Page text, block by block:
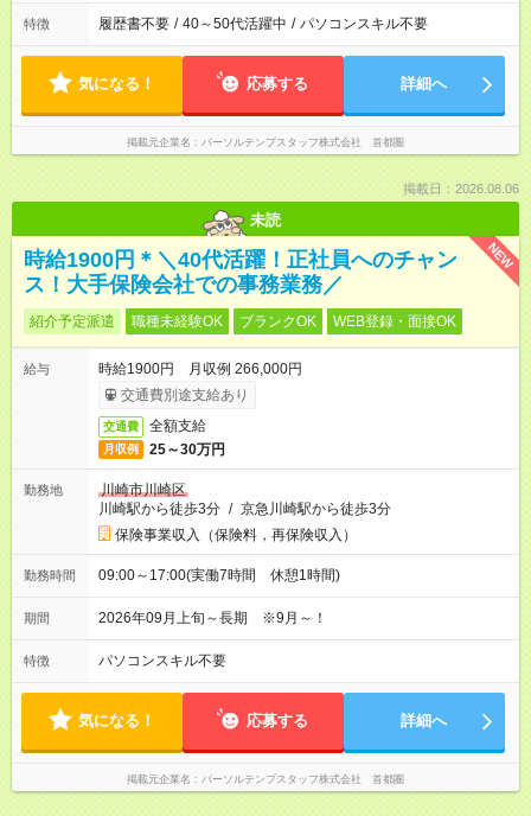
特徴 履歴書不要 / 40～50代活躍中 / パソコンスキル不要
気になる！ 応募する 詳細へ
掲載元企業名 パーソルテンプスタッフ株式会社 首都圏
掲載日：2026.08.06
未読
NEW
時給1900円＊＼40代活躍！正社員へのチャン
ス！大手保険会社での事務業務／
紹介予定派遣 職種未経験OK ブランクOK WEB登録・面接OK
給与
時給1900円 月収例 266,000円
交通費別途支給あり
交通費 全額支給
月収例 25～30万円
勤務地
川崎市川崎区
川崎駅から徒歩3分 / 京急川崎駅から徒歩3分
保険事業収入（保険料，再保険収入）
勤務時間 09:00～17:00(実働7時間 休憩1時間)
期間 2026年09月上旬～長期 ※9月～！
特徴 パソコンスキル不要
気になる！ 応募する 詳細へ
掲載元企業名 パーソルテンプスタッフ株式会社 首都圏